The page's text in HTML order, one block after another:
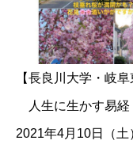
【長良川大学・岐阜
人生に生かす易経
2021年4月10日（土